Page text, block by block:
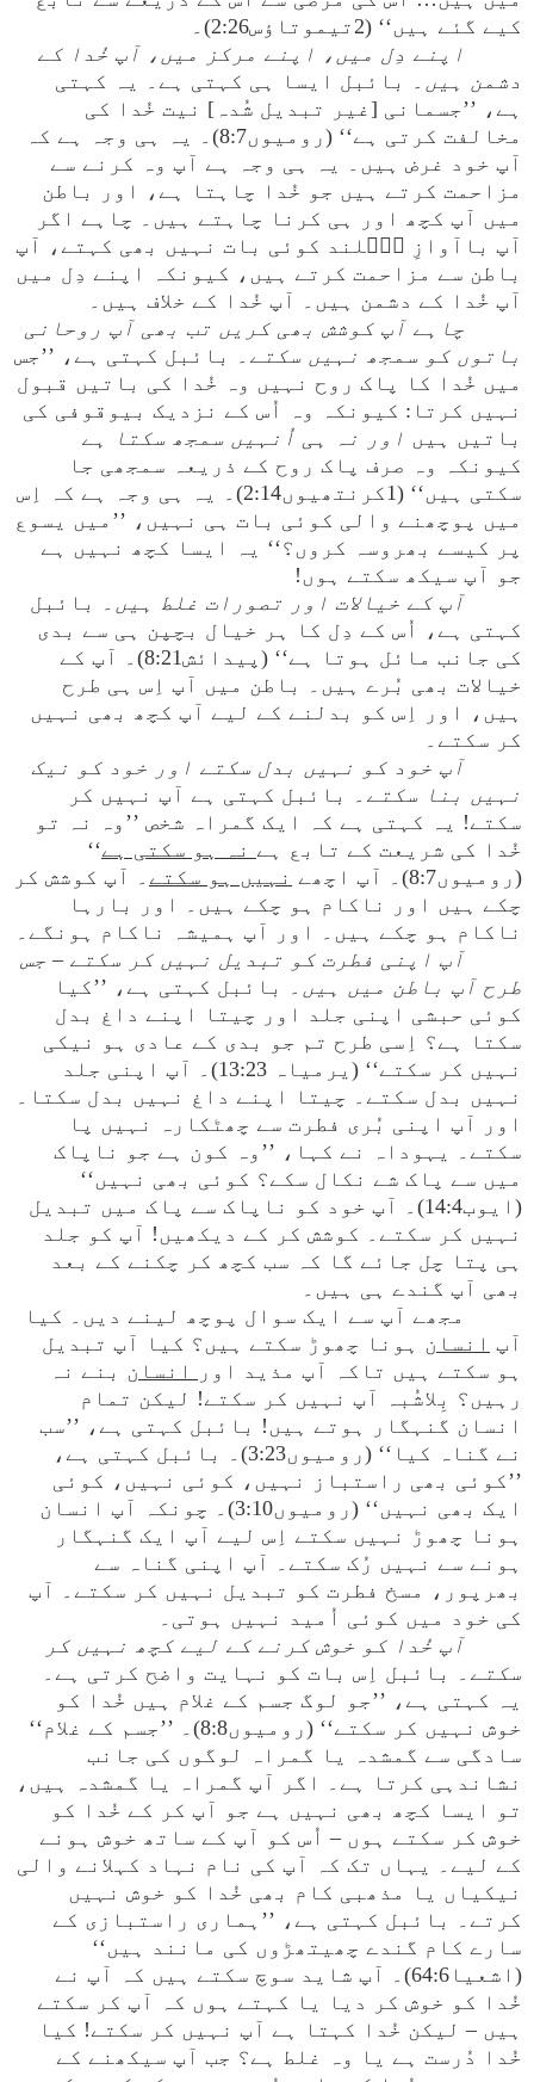
کیے گئے ہیں‘‘ (2تیموتاؤس2:26)۔
اپنے دِل میں، اپنے مرکز میں، آپ خُدا کے
دشمن ہیں ۔ بائبل ایسا ہی کہتی ہے۔ یہ کہتی
ہے، ’’جسمانی [غیر تبدیل شُدہ] نیت خُدا کی
مخالفت کرتی ہے‘‘ (رومیوں8:7)۔ یہ ہی وجہ ہے کہ
آپ خود غرض ہیں۔ یہ ہی وجہ ہے آپ وہ کرنے سے
مزاحمت کرتے ہیں جو خُدا چاہتا ہے، اور باطن
میں آپ کچھ اور ہی کرنا چاہتے ہیں۔ چاہے اگر
آپ باآوازِ بُؒلند کوئی بات نہیں بھی کہتے، آپ
باطن سے مزاحمت کرتے ہیں، کیونکہ اپنے دِل میں
آپ خُدا کے دشمن ہیں۔ آپ خُدا کے خلاف ہیں۔
چاہے آپ کوشش بھی کریں تب بھی آپ روحانی
باتوں کو سمجھ نہیں سکتے ۔ بائبل کہتی ہے، ’’جس
میں خُدا کا پاک روح نہیں وہ خُدا کی باتیں قبول
نہیں کرتا: کیونکہ وہ اُس کے نزدیک بیوقوفی کی
باتیں ہیں اور نہ ہی اُنہیں سمجھ سکتا ہے
کیونکہ وہ صرف پاک روح کے ذریعہ سمجھی جا
سکتی ہیں‘‘ (1کرنتھیوں2:14)۔ یہ ہی وجہ ہے کہ اِس
میں پوچھنے والی کوئی بات ہی نہیں، ’’میں یسوع
پر کیسے بھروسہ کروں؟‘‘ یہ ایسا کچھ نہیں ہے
جو آپ سیکھ سکتے ہوں!
آپ کے خیالات اور تصورات غلط ہیں ۔ بائبل
کہتی ہے، اُس کے دِل کا ہر خیال بچپن ہی سے بدی
کی جانب مائل ہوتا ہے‘‘ (پیدائش8:21)۔ آپ کے
خیالات بھی بُرے ہیں۔ باطن میں آپ اِس ہی طرح
ہیں، اور اِس کو بدلنے کے لیے آپ کچھ بھی نہیں
کر سکتے۔
آپ خود کو نہیں بدل سکتے اور خود کو نیک
نہیں بنا سکتے ۔ بائبل کہتی ہے آپ نہیں کر
سکتے! یہ کہتی ہے کہ ایک گمراہ شخص ’’وہ نہ تو
خُدا کی شریعت کے تابع ہے نہ ہو سکتی ہے‘‘
(رومیوں8:7)۔ آپ اچھے
نہیں ہو سکتے ۔ آپ کوشش کر
چکے ہیں اور ناکام ہو چکے ہیں۔ اور بارہا
ناکام ہو چکے ہیں۔ اور آپ ہمیشہ ناکام ہونگے۔
آپ اپنی فطرت کو تبدیل نہیں کر سکتے – جس
طرح آپ باطن میں ہیں ۔ بائبل کہتی ہے، ’’کیا
کوئی حبشی اپنی جلد اور چیتا اپنے داغ بدل
سکتا ہے؟ اِسی طرح تم جو بدی کے عادی ہو نیکی
نہیں کر سکتے‘‘ (یرمیاہ 13:23)۔ آپ اپنی جلد
نہیں بدل سکتے۔ چیتا اپنے داغ نہیں بدل سکتا۔
اور آپ اپنی بُری فطرت سے چھٹکارہ نہیں پا
سکتے۔ یہوداہ نے کہا، ’’وہ کون ہے جو ناپاک
میں سے پاک شے نکال سکے؟ کوئی بھی نہیں‘‘
(ایوب14:4)۔ آپ خود کو ناپاک سے پاک میں تبدیل
نہیں کر سکتے۔ کوشش کر کے دیکھیں! آپ کو جلد
ہی پتا چل جائے گا کہ سب کچھ کر چکنے کے بعد
بھی آپ گندے ہی ہیں۔
مجھے آپ سے ایک سوال پوچھ لینے دیں۔ کیا
آپ انسان ہونا چھوڑ سکتے ہیں؟ کیا آپ تبدیل
ہو سکتے ہیں تاکہ آپ مذید اور
انسا ن بنے نہ
رہیں؟ بِلاشُبہ آپ نہیں کر سکتے! لیکن تمام
انسان گنہگار ہوتے ہیں! بائبل کہتی ہے، ’’سب
نے گناہ کیا‘‘ (رومیوں3:23)۔ بائبل کہتی ہے،
’’کوئی بھی راستباز نہیں، کوئی نہیں، کوئی
ایک بھی نہیں‘‘ (رومیوں3:10)۔ چونکہ آپ انسان
ہونا چھوڑ نہیں سکتے اِس لیے آپ ایک گنہگار
ہونے سے نہیں رُک سکتے۔ آپ اپنی گناہ سے
بھرپور، مسخ فطرت کو تبدیل نہیں کر سکتے۔ آپ
کی خود میں کوئی اُمید نہیں ہوتی۔
آپ خُدا کو خوش کرنے کے لیے کچھ نہیں کر
سکتے ۔ بائبل اِس بات کو نہایت واضح کرتی ہے۔
یہ کہتی ہے، ’’جو لوگ جسم کے غلام ہیں خُدا کو
خوش نہیں کر سکتے‘‘ (رومیوں8:8)۔ ’’جسم کے غلام‘‘
سادگی سے گمشدہ یا گمراہ لوگوں کی جانب
نشاندہی کرتا ہے۔ اگر آپ گمراہ یا گمشدہ ہیں،
تو ایسا کچھ بھی نہیں ہے جو آپ کر کے خُدا کو
خوش کر سکتے ہوں – اُس کو آپ کے ساتھ خوش ہونے
کے لیے۔ یہاں تک کہ آپ کی نام نہاد کہلانے والی
نیکیاں یا مذھبی کام بھی خُدا کو خوش نہیں
کرتے۔ بائبل کہتی ہے، ’’ہماری راستبازی کے
سارے کام گندے چھیتھڑوں کی مانند ہیں‘‘
(اشعیا64:6)۔ آپ شاید سوچ سکتے ہیں کہ آپ نے
خُدا کو خوش کر دیا یا کہتے ہوں کہ آپ کر سکتے
ہیں – لیکن خُدا کہتا ہے آپ نہیں کر سکتے! کیا
خُدا دُرست ہے یا وہ غلط ہے؟ جب آپ سیکھنے کے